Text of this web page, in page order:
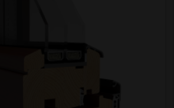
Przekrój